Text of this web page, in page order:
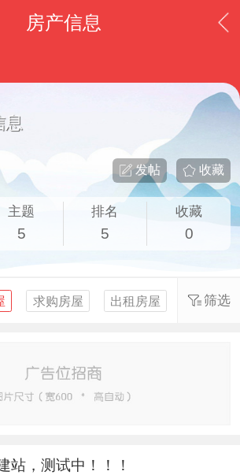
房产信息
息
收藏
发帖
主题
5
排名
5
收藏
0
求购房屋 出租房屋 求租房屋
筛选
站，测试中！！！